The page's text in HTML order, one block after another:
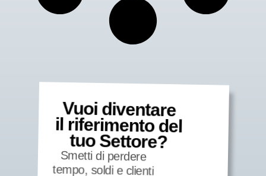
Vuoi diventare
il riferimento del
tuo Settore?
Smetti di perdere
tempo, soldi e clienti